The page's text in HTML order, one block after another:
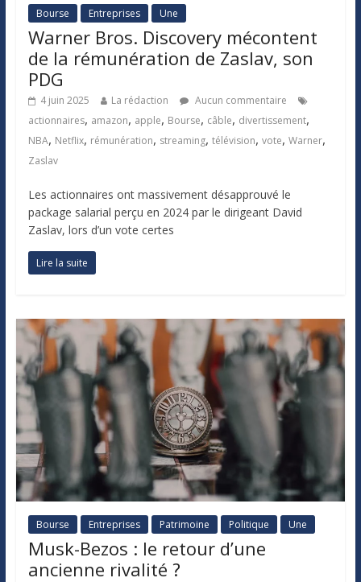
Bourse Entreprises Une
Warner Bros. Discovery mécontent
de la rémunération de Zaslav, son
PDG
4 juin 2025 La rédaction
Aucun commentaire
actionnaires, amazon, apple, Bourse, câble, divertissement,
NBA, Netflix, rémunération, streaming, télévision, vote, Warner,
Zaslav
Les actionnaires ont massivement désapprouvé le
package salarial perçu en 2024 par le dirigeant David
Zaslav, lors d’un vote certes
Lire la suite
Bourse Entreprises Patrimoine Politique Une
Musk-Bezos : le retour d’une
ancienne rivalité ?